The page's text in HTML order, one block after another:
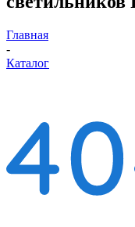
Главная
-
Каталог